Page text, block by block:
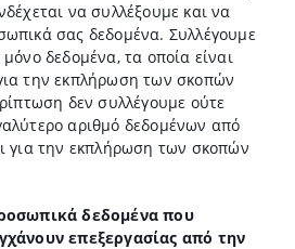
να συλλέξουμε και να
σας δεδομένα. Συλλέγουμε
δεδομένα, τα οποία είναι
την εκπλήρωση των σκοπών
δεν συλλέγουμε ούτε
αριθμό δεδομένων από
για την εκπλήρωση των σκοπών
δεδομένα που
επεξεργασίας από την